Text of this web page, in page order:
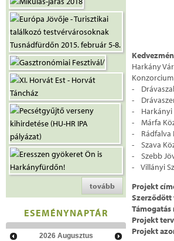
tovább
ESEMÉNYNAPTÁR
2026 Augusztus
Harkány
-
-
- Harkányi
- Márfa
- Rádfalva
- Szava
- Szebb
- Villányi
Projekt
Szerződött
Támogatás
Projekt
Projekt